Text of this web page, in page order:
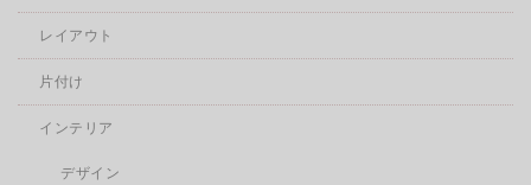
レイアウト
片付け
インテリア
デザイン